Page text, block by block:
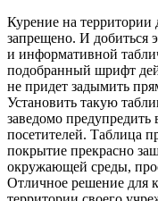
Курение на территории
запрещено. И добиться
и информативной
подобранный шрифт
не придет задымить
Установить такую
заведомо
посетителей. Таблица
покрытие прекрасно
окружающей среды,
Отличное решение для